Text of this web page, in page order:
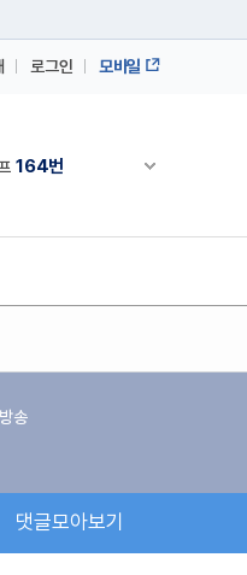
로그인 모바일
채널안내 펼쳐
164번
164번
송
댓글모아보기